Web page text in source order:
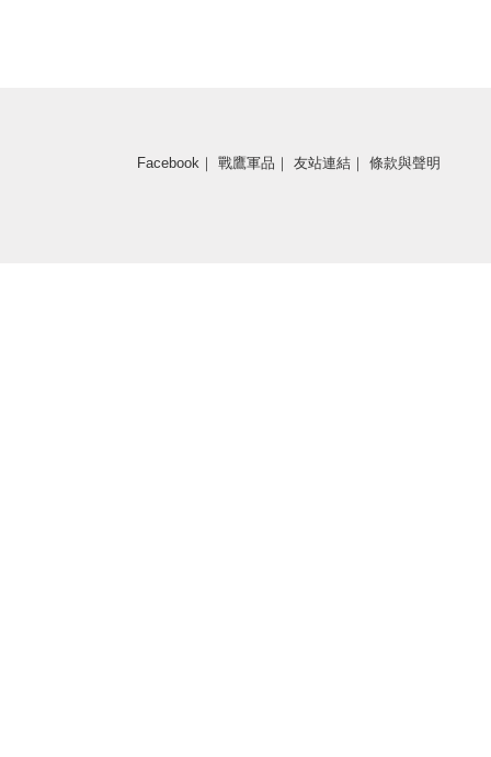
Facebook ｜ 戰鷹軍品 ｜ 友站連結 ｜ 條款與聲明